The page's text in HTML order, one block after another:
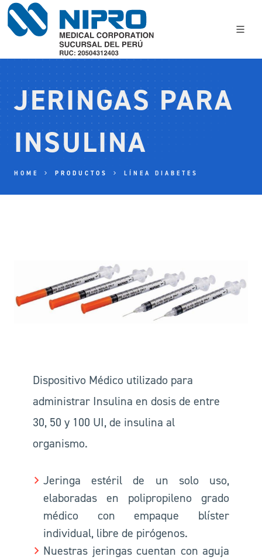
JERINGAS PARA
INSULINA
HOME PRODUCTOS LÍNEA DIABETES
Dispositivo Médico utilizado para
administrar Insulina en dosis de entre
30, 50 y 100 UI, de insulina al
organismo.
Jeringa estéril de un solo uso,
elaboradas en polipropileno grado
médico con empaque blíster
individual, libre de pirógenos.
Nuestras jeringas cuentan con aguja